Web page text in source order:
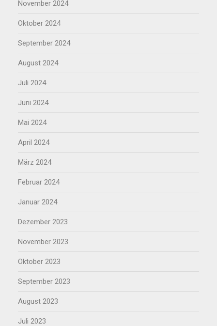
November 2024
Oktober 2024
September 2024
August 2024
Juli 2024
Juni 2024
Mai 2024
April 2024
März 2024
Februar 2024
Januar 2024
Dezember 2023
November 2023
Oktober 2023
September 2023
August 2023
Juli 2023